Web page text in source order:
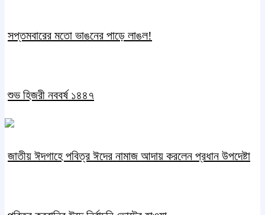
সপ্তমবারের মতো ভাঙনের পাড়ে লাঙল!
শুভ হিজরী নববর্ষ ১৪৪৭
জাতীয় ঈদগাহে পবিত্র ঈদের নামাজ আদায় করলেন প্রধান উপদেষ্টা